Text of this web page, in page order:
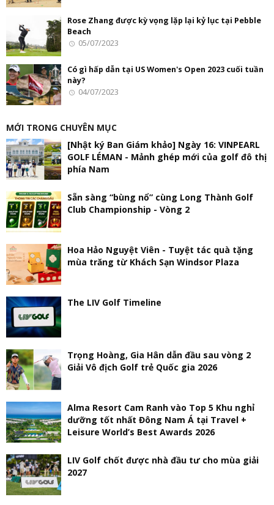
Rose Zhang được kỳ vọng lặp lại kỷ lục tại Pebble
Beach
05/07/2023
Có gì hấp dẫn tại US Women's Open 2023 cuối tuần
này?
04/07/2023
MỚI TRONG CHUYÊN MỤC
[Nhật ký Ban Giám khảo] Ngày 16: VINPEARL
GOLF LÉMAN - Mảnh ghép mới của golf đô thị
phía Nam
Sẵn sàng “bùng nổ” cùng Long Thành Golf
Club Championship - Vòng 2
Hoa Hảo Nguyệt Viên - Tuyệt tác quà tặng
mùa trăng từ Khách Sạn Windsor Plaza
The LIV Golf Timeline
Trọng Hoàng, Gia Hân dẫn đầu sau vòng 2
Giải Vô địch Golf trẻ Quốc gia 2026
Alma Resort Cam Ranh vào Top 5 Khu nghỉ
dưỡng tốt nhất Đông Nam Á tại Travel +
Leisure World’s Best Awards 2026
LIV Golf chốt được nhà đầu tư cho mùa giải
2027